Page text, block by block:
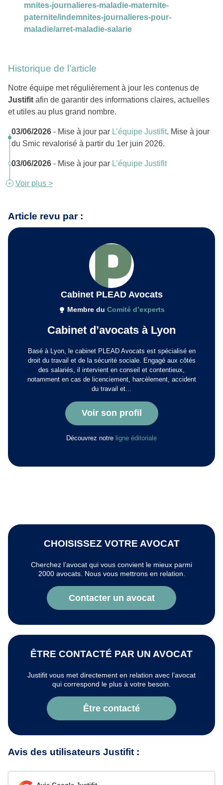
mnites-journalieres-maladie-maternite-
paternite/indemnites-journalieres-pour-
maladie/arret-maladie-salarie
Historique de l’article
Notre équipe met régulièrement à jour les contenus de
Justifit afin de garantir des informations claires, actuelles
et utiles au plus grand nombre.
03/06/2026 - Mise à jour par L’équipe Justifit. Mise à jour
du Smic revalorisé à partir du 1er juin 2026.
03/06/2026 - Mise à jour par L’équipe Justifit
Voir plus >
Article revu par :
Cabinet PLEAD Avocats
Membre du Comité d’experts
Cabinet d’avocats à Lyon
Basé à Lyon, le cabinet PLEAD Avocats est spécialisé en
droit du travail et de la sécurité sociale. Engagé aux côtés
des salariés, il intervient en conseil et contentieux,
notamment en cas de licenciement, harcèlement, accident
du travail et...
Voir son profil
Découvrez notre ligne éditoriale
CHOISISSEZ VOTRE AVOCAT
Cherchez l’avocat qui vous convient le mieux parmi
2000 avocats. Nous vous mettrons en relation.
Contacter un avocat
ÊTRE CONTACTÉ PAR UN AVOCAT
Justifit vous met directement en relation avec l’avocat
qui correspond le plus à votre besoin.
Être contacté
Avis des utilisateurs Justifit :